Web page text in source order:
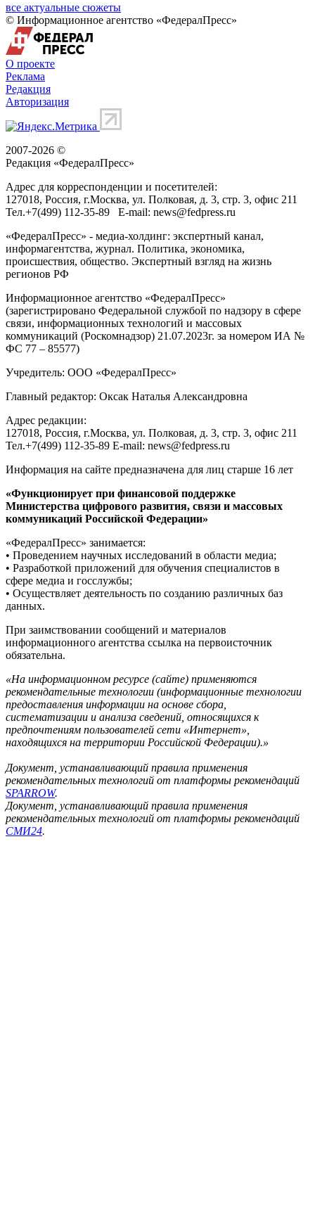
все актуальные сюжеты
© Информационное агентство «ФедералПресс»
О проекте
Реклама
Редакция
Авторизация
2007-2026 ©
Редакция «ФедералПресс»
Адрес для корреспонденции и посетителей:
127018, Россия, г.Москва, ул. Полковая, д. 3, стр. 3, офис 211
Тел.+7(499) 112-35-89 E-mail: news@fedpress.ru
«ФедералПресс» - медиа-холдинг: экспертный канал,
информагентства, журнал. Политика, экономика,
происшествия, общество. Экспертный взгляд на жизнь
регионов РФ
Информационное агентство «ФедералПресс»
(зарегистрировано Федеральной службой по надзору в сфере
связи, информационных технологий и массовых
коммуникаций (Роскомнадзор) 21.07.2023г. за номером ИА №
ФС 77 – 85577)
Учредитель: ООО «ФедералПресс»
Главный редактор: Оксак Наталья Александровна
Адрес редакции:
127018, Россия, г.Москва, ул. Полковая, д. 3, стр. 3, офис 211
Тел.+7(499) 112-35-89 E-mail: news@fedpress.ru
Информация на сайте предназначена для лиц старше 16 лет
«Функционирует при финансовой поддержке
Министерства цифрового развития, связи и массовых
коммуникаций Российской Федерации»
«ФедералПресс» занимается:
• Проведением научных исследований в области медиа;
• Разработкой приложений для обучения специалистов в
сфере медиа и госслужбы;
• Осуществляет деятельность по созданию различных баз
данных.
При заимствовании сообщений и материалов
информационного агентства ссылка на первоисточник
обязательна.
«На информационном ресурсе (сайте) применяются
рекомендательные технологии (информационные технологии
предоставления информации на основе сбора,
систематизации и анализа сведений, относящихся к
предпочтениям пользователей сети «Интернет»,
находящихся на территории Российской Федерации).»
Документ, устанавливающий правила применения
рекомендательных технологий от платформы рекомендаций
SPARROW.
Документ, устанавливающий правила применения
рекомендательных технологий от платформы рекомендаций
СМИ24.